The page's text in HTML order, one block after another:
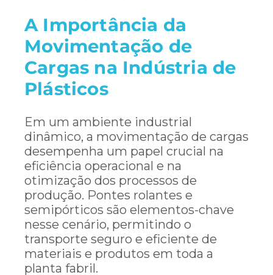
A Importância da
Movimentação de
Cargas na Indústria de
Plásticos
Em um ambiente industrial
dinâmico, a movimentação de cargas
desempenha um papel crucial na
eficiência operacional e na
otimização dos processos de
produção. Pontes rolantes e
semipórticos são elementos-chave
nesse cenário, permitindo o
transporte seguro e eficiente de
materiais e produtos em toda a
planta fabril.